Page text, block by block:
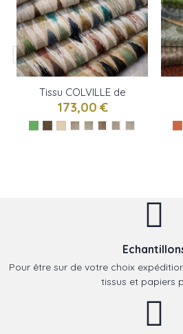
Tissu COLVILLE de
Osborne & little
173,00 €
Pour être sur de votre choix
tissus et papiers